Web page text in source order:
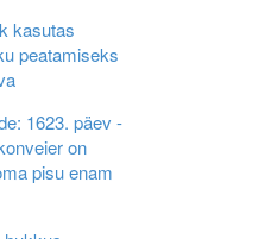
kasutas
peatamiseks
1623. päev -
on
pisu enam